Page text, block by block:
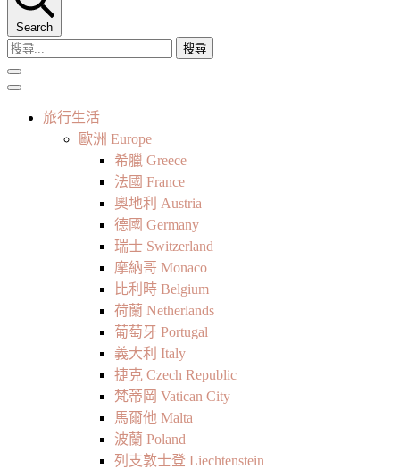
Search
搜
尋
關
旅行生活
歐洲 Europe
希臘 Greece
法國 France
奧地利 Austria
德國 Germany
瑞士 Switzerland
摩納哥 Monaco
比利時 Belgium
荷蘭 Netherlands
葡萄牙 Portugal
義大利 Italy
捷克 Czech Republic
梵蒂岡 Vatican City
馬爾他 Malta
波蘭 Poland
列支敦士登 Liechtenstein